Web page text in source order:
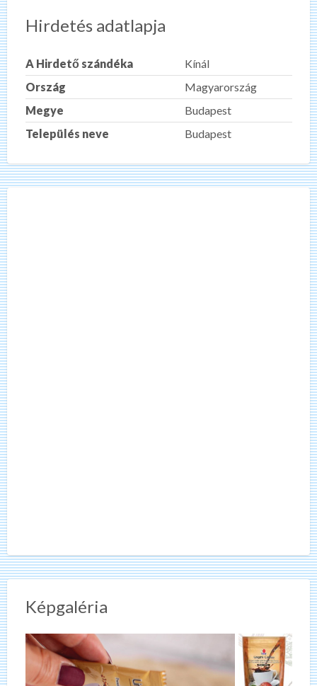
Hirdetés adatlapja
A Hirdető szándéka
Kínál
Ország
Magyarország
Megye
Budapest
Település neve
Budapest
Képgaléria